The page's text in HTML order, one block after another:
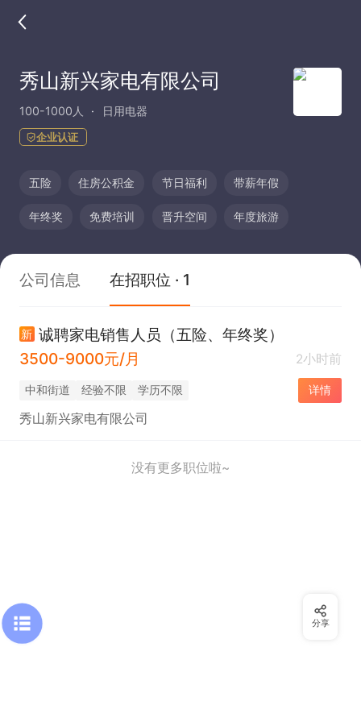
秀山新兴家电有限公司
100-1000人 日用电器
企业认证
五险 住房公积金 节日福利 带薪年假
年终奖 免费培训 晋升空间 年度旅游
公司信息 在招职位 · 1
新 诚聘家电销售人员（五险、年终奖）
3500-9000元/月
2小时前
中和街道 经验不限 学历不限 详情
秀山新兴家电有限公司
没有更多职位啦~
分享